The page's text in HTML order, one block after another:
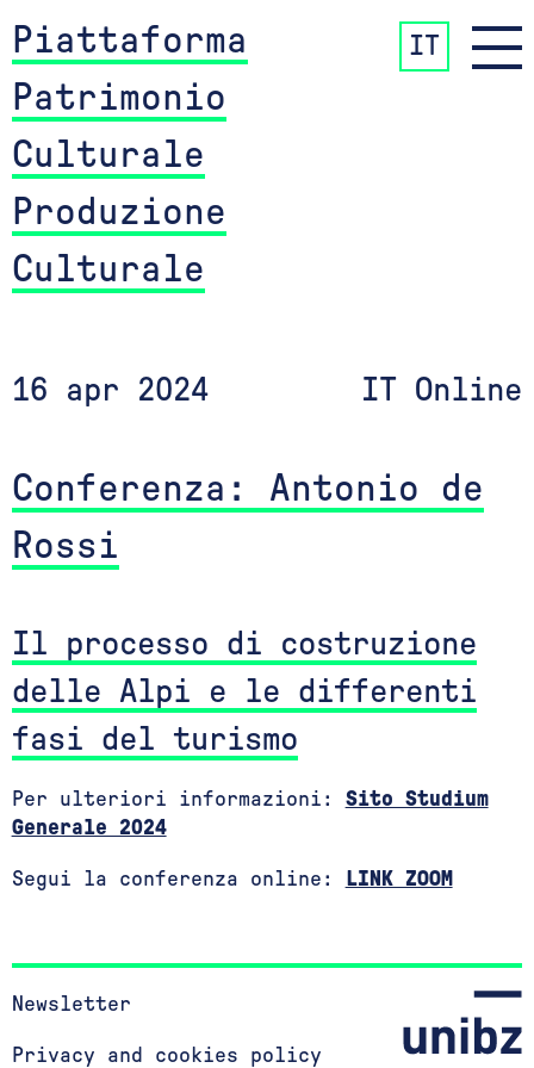
Piattaforma
Patrimonio
Culturale
Produzione
Culturale
IT
16 apr 2024 IT Online
Conferenza: Antonio de
Rossi
Il processo di costruzione
delle Alpi e le differenti
fasi del turismo
Per ulteriori informazioni: Sito Studium
Generale 2024
Segui la conferenza online: LINK ZOOM
Newsletter
Privacy and cookies policy